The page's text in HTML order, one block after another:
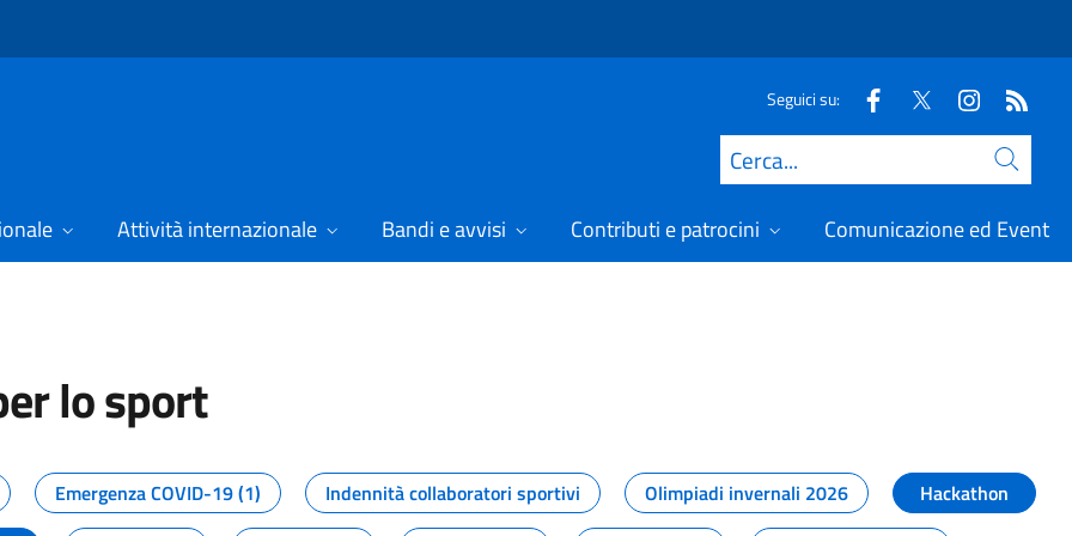
Seguici su:
Cerca
Attività internazionale Bandi e avvisi Contributi e patrocini Comunicazione ed Eventi
lo sport
dal Dipartimento per lo sport
Emergenza COVID-19 (1) Indennità collaboratori sportivi Olimpiadi invernali 2026
Hackathon